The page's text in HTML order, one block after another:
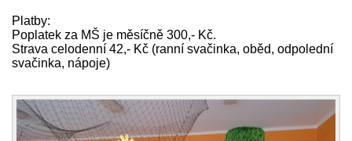
Platby:
Poplatek za MŠ je měsíčně 300,- Kč.
Strava celodenní 42,- Kč (ranní svačinka, oběd, odpolední
svačinka, nápoje)